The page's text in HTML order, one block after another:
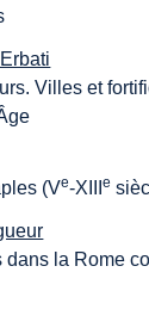
Villes et
(Ve-XIIIe
dans la Rome